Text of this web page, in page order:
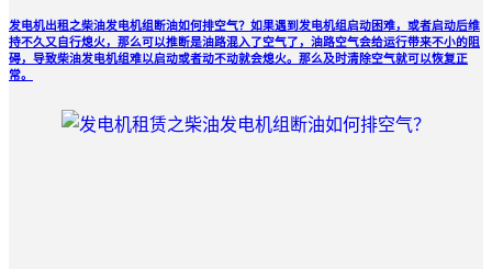
发电机出租之柴油发电机组断油如何排空气？如果遇到发电机组启动困难，或者启动后维
持不久又自行熄火，那么可以推断是油路混入了空气了，油路空气会给运行带来不小的阻
碍，导致柴油发电机组难以启动或者动不动就会熄火。那么及时清除空气就可以恢复正
常。